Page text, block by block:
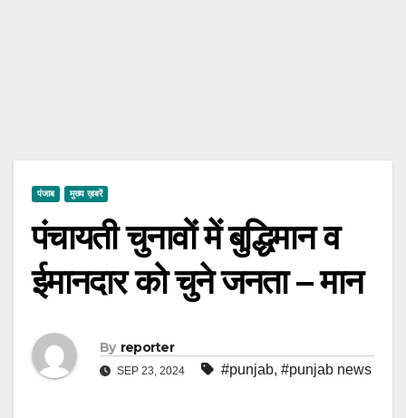
पंजाब मुख्य ख़बरें
पंचायती चुनावों में बुद्धिमान व
ईमानदार को चुने जनता – मान
By reporter
SEP 23, 2024 #punjab, #punjab news